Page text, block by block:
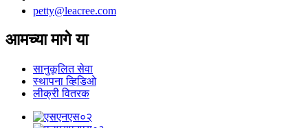
petty@leacree.com
आमच्या मागे या
सानुकूलित सेवा
स्थापना व्हिडिओ
लीक्री वितरक